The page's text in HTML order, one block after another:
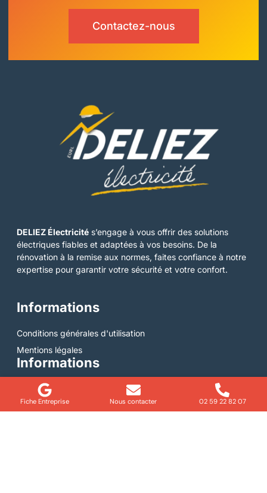
Fiche Entreprise Nous contacter 02 59 22 82 07
Contactez-nous
DELIEZ Électricité s’engage à vous offrir des solutions
électriques fiables et adaptées à vos besoins. De la
rénovation à la remise aux normes, faites confiance à notre
expertise pour garantir votre sécurité et votre confort.
Informations
Conditions générales d'utilisation
Mentions légales
Informations
Bernay
Honfleur